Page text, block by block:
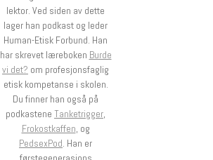
lektor. Ved siden av dette
lager han podkast og leder
Human-Etisk Forbund. Han
har skrevet læreboken Burde
vi det? om profesjonsfaglig
etisk kompetanse i skolen.
Du finner han også på
podkastene Tanketrigger,
Frokostkaffen, og
PedsexPod. Han er